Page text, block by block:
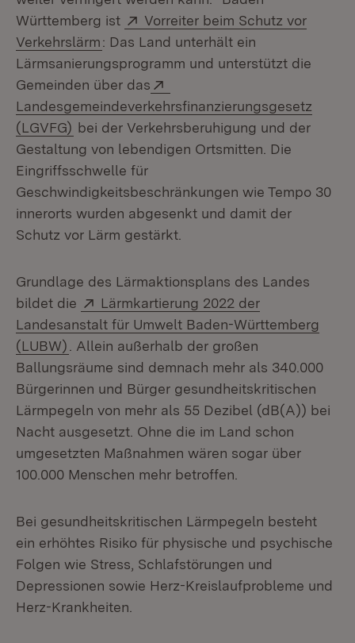
Württemberg ist
Extern:
Vorreiter beim Schutz vor
Verkehrslärm(Öffnet in neuem Fenster)
: Das Land unterhält ein
Lärmsanierungsprogramm und unterstützt die
Gemeinden über das
Landesgemeindeverkehrsfinanzierungsgesetz
(LGVFG) (Öffnet in neuem Fenster)
bei der Verkehrsberuhigung und der
Gestaltung von lebendigen Ortsmitten. Die
Eingriffsschwelle für
Geschwindigkeitsbeschränkungen wie Tempo 30
innerorts wurden abgesenkt und damit der
Schutz vor Lärm gestärkt.
Grundlage des Lärmaktionsplans des Landes
bildet die
Extern:
Lärmkartierung 2022 der
Landesanstalt für Umwelt Baden-Württemberg
(LUBW) (Öffnet in neuem Fenster)
. Allein außerhalb der großen
Ballungsräume sind demnach mehr als 340.000
Bürgerinnen und Bürger gesundheitskritischen
Lärmpegeln von mehr als 55 Dezibel (dB(A)) bei
Nacht ausgesetzt. Ohne die im Land schon
umgesetzten Maßnahmen wären sogar über
100.000 Menschen mehr betroffen.
Bei gesundheitskritischen Lärmpegeln besteht
ein erhöhtes Risiko für physische und psychische
Folgen wie Stress, Schlafstörungen und
Depressionen sowie Herz-Kreislaufprobleme und
Herz-Krankheiten.